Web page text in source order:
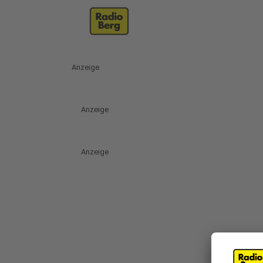
Anzeige
Anzeige
Anzeige